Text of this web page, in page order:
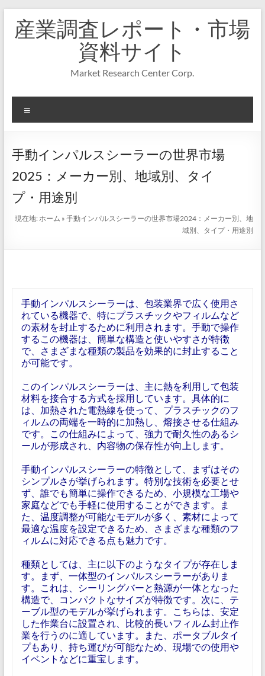
キ
プ
産業調査レポート・市場
資料サイト
Market Research Center Corp.
ニ
ー
手動インパルスシーラーの世界市場
2025：メーカー別、地域別、タイ
プ・用途別
現在地:ホーム »手動インパルスシーラーの世界市場2024：メーカー別、地
域別、タイプ・用途別
手動インパルスシーラーは、包装業界で広く使用さ
れている機器で、特にプラスチックやフィルムなど
の素材を封止するために利用されます。手動で操作
するこの機器は、簡単な構造と使いやすさが特徴
で、さまざまな種類の製品を効果的に封止すること
が可能です。
このインパルスシーラーは、主に熱を利用して包装
材料を接合する方式を採用しています。具体的に
は、加熱された電熱線を使って、プラスチックのフ
ィルムの両端を一時的に加熱し、熔接させる仕組み
です。この仕組みによって、強力で耐久性のあるシ
ールが形成され、内容物の保存性が向上します。
手動インパルスシーラーの特徴として、まずはその
シンプルさが挙げられます。特別な技術を必要とせ
ず、誰でも簡単に操作できるため、小規模な工場や
家庭などでも手軽に使用することができます。ま
た、温度調整が可能なモデルが多く、素材によって
最適な温度を設定できるため、さまざまな種類のフ
ィルムに対応できる点も魅力です。
種類としては、主に以下のようなタイプが存在しま
す。まず、一体型のインパルスシーラーがありま
す。これは、シーリングバーと熱源が一体となった
構造で、コンパクトなサイズが特徴です。次に、テ
ーブル型のモデルが挙げられます。こちらは、安定
した作業台に設置され、比較的長いフィルム封止作
業を行うのに適しています。また、ポータブルタイ
プもあり、持ち運びが可能なため、現場での使用や
イベントなどに重宝します。